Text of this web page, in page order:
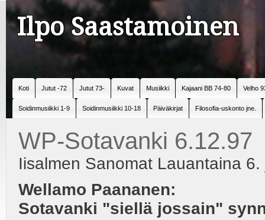
Ilpo Saastamoinen
Koti Jutut -72 Jutut 73- Kuvat Musiikki Kajaani BB 74-80 Velho
Soidinmusiikki 1-9 Soidinmusiikki 10-18 Päiväkirjat Filosofia-uskonto jne.
WP-Sotavanki 6.12.97
Iisalmen Sanomat Lauantaina
Wellamo Paananen:
Sotavanki "siellä jossain"